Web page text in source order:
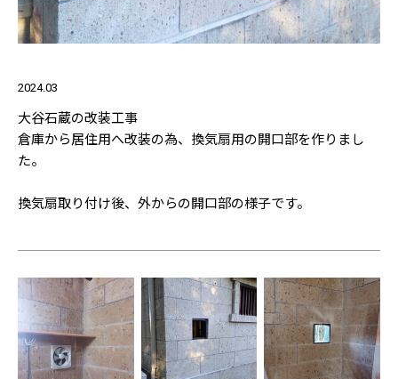
2024.03
大谷石蔵の改装工事
倉庫から居住用へ改装の為、換気扇用の開口部を作りまし
た。
換気扇取り付け後、外からの開口部の様子です。